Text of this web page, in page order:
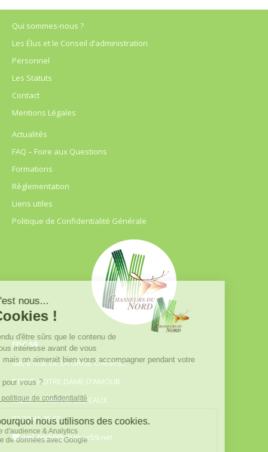
Qui sommes-nous ?
Les Élus et le Conseil d’administration
Personnel
Les Statuts
Contact
Mentions Légales
Actualités
FAQ – Foire aux Questions
Formations
Règlementation
Liens utiles
Politique de Confidentialité Générale
FDC 59
680 B RUE DE LA GRISE CHEMISE
DREVE NOTRE DAME D’AMOUR
59230 ST AMAND LES EAUX
03.20.41.45.63
webfdc59@chasse59.net